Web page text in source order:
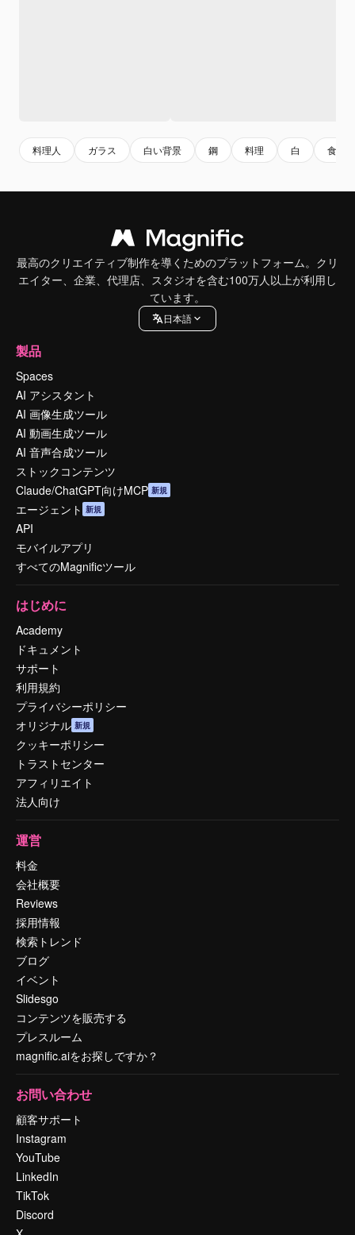
料理人 ガラス 白い背景 鋼 料理 白 食物
最高のクリエイティブ制作を導くためのプラットフォーム。クリ
エイター、企業、代理店、スタジオを含む100万人以上が利用し
ています。
日本語
製品
Spaces
AI アシスタント
AI 画像生成ツール
AI 動画生成ツール
AI 音声合成ツール
ストックコンテンツ
Claude/ChatGPT向けMCP 新規
エージェント 新規
API
モバイルアプリ
すべてのMagnificツール
はじめに
Academy
ドキュメント
サポート
利用規約
プライバシーポリシー
オリジナル 新規
クッキーポリシー
トラストセンター
アフィリエイト
法人向け
運営
料金
会社概要
Reviews
採用情報
検索トレンド
ブログ
イベント
Slidesgo
コンテンツを販売する
プレスルーム
magnific.aiをお探しですか？
お問い合わせ
顧客サポート
Instagram
YouTube
LinkedIn
TikTok
Discord